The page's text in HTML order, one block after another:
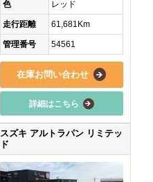
色 レッド
走行距離 61,681Km
管理番号 54561
在庫お問い合わせ
詳細はこちら
スズキ アルトラパン リミテッ
ド